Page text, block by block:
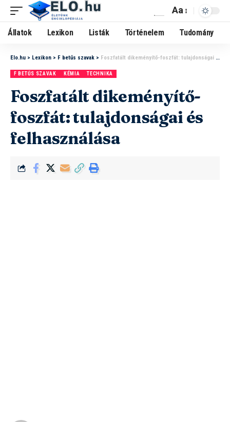
Aa
Állatok Lexikon Listák Történelem Tudomány
Elo.hu > Lexikon > F betűs szavak > Foszfatált dikeményítő-foszfát: tulajdonságai és felhasználása
F BETŰS SZAVAK KÉMIA TECHNIKA
Foszfatált dikeményítő-
foszfát: tulajdonságai és
felhasználása